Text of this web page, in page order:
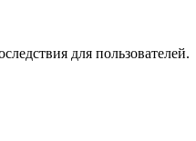
для пользователей.